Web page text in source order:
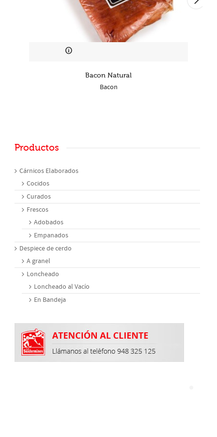
Bacon Natural
Bacon
Productos
Cárnicos Elaborados
Cocidos
Curados
Frescos
Adobados
Empanados
Despiece de cerdo
A granel
Loncheado
Loncheado al Vacío
En Bandeja